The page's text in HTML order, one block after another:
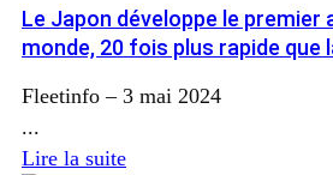
Le Japon développe le premier
monde, 20 fois plus rapide que
Fleetinfo – 3 mai 2024
...
Lire la suite